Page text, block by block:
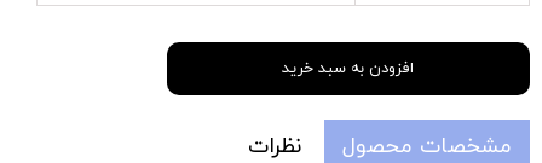
افزودن به سبد خرید
مشخصات محصول نظرات